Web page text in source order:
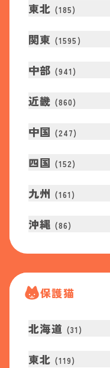
東北 (185)
関東 (1595 )
中部 (941 )
近畿 (860)
中国 (247)
四国 (152)
九州 (161 )
沖縄 (86)
保護猫
北海道 (31 )
東北 (119)